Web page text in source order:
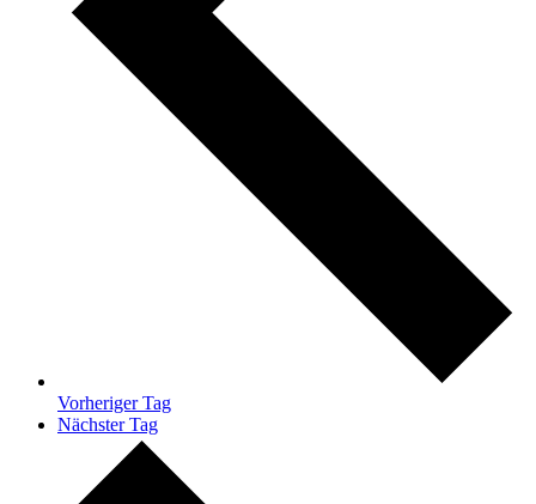
Vorheriger Tag
Nächster Tag